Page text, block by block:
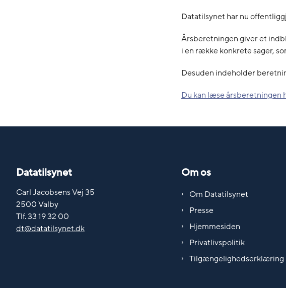
Datatilsynet har nu
Årsberetningen giver et
i en række konkrete sager,
Desuden indeholder
Du kan læse årsberetningen
Datatilsynet
Carl Jacobsens Vej 35
2500 Valby
Tlf. 33 19 32 00
dt@datatilsynet.dk
Om os
Om Datatilsynet
Presse
Hjemmesiden
Privatlivspolitik
Tilgængelighedserklæring